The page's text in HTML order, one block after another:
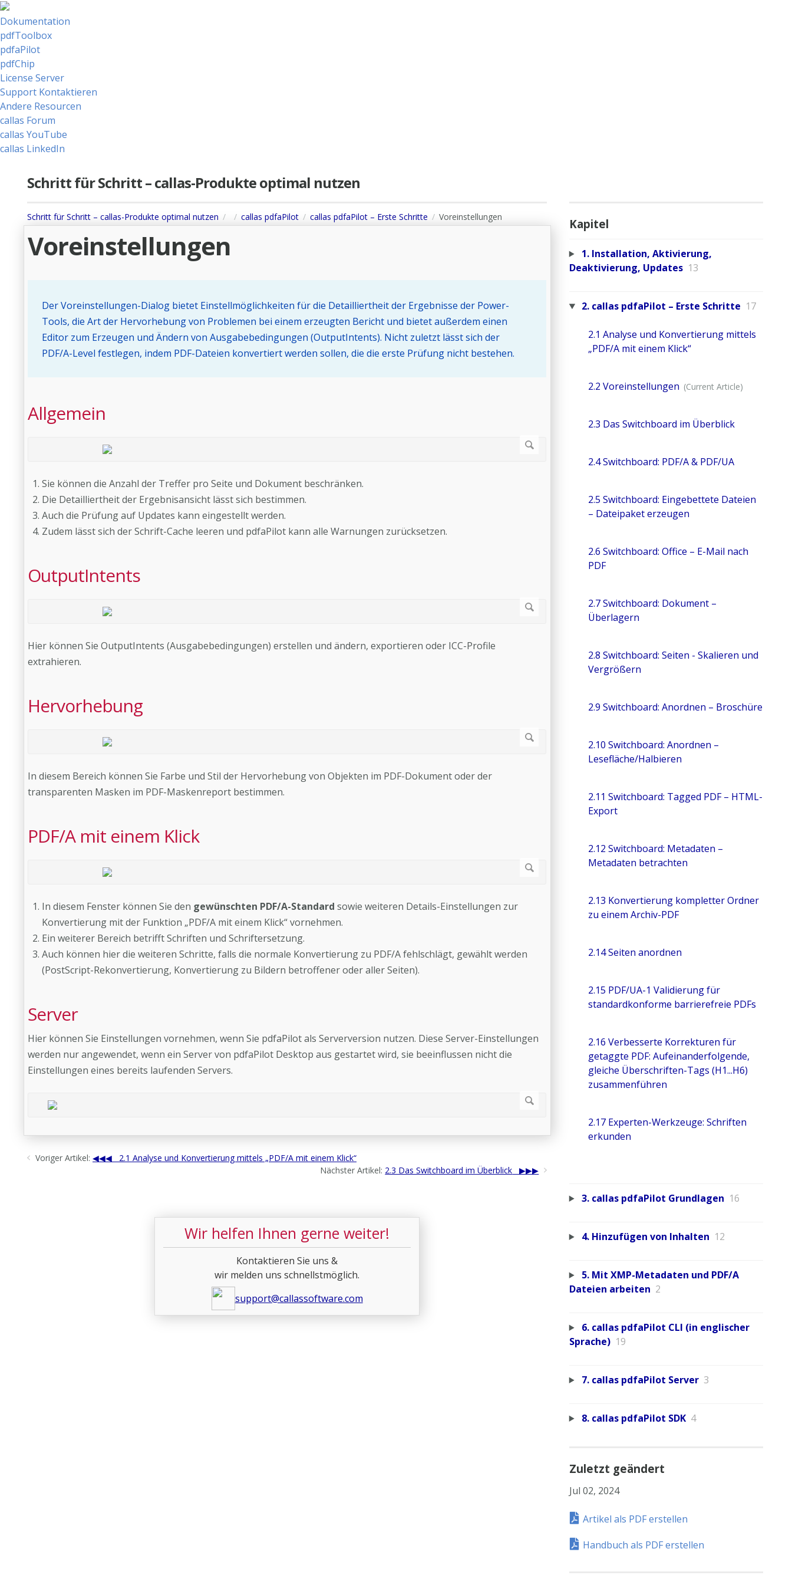
Dokumentation
pdfToolbox
pdfaPilot
pdfChip
License Server
Support Kontaktieren
Andere Resourcen
callas Forum
callas YouTube
callas LinkedIn
Schritt für Schritt – callas-Produkte optimal nutzen
Schritt für Schritt – callas-Produkte optimal nutzen callas pdfaPilot callas pdfaPilot – Erste Schritte Voreinstellungen
Voreinstellungen
Der Voreinstellungen-Dialog bietet Einstellmöglichkeiten für die Detailliertheit der Ergebnisse der Power-
Tools, die Art der Hervorhebung von Problemen bei einem erzeugten Bericht und bietet außerdem einen
Editor zum Erzeugen und Ändern von Ausgabebedingungen (OutputIntents). Nicht zuletzt lässt sich der
PDF/A-Level festlegen, indem PDF-Dateien konvertiert werden sollen, die die erste Prüfung nicht bestehen.
Allgemein
Sie können die Anzahl der Treffer pro Seite und Dokument beschränken.
Die Detailliertheit der Ergebnisansicht lässt sich bestimmen.
Auch die Prüfung auf Updates kann eingestellt werden.
Zudem lässt sich der Schrift-Cache leeren und pdfaPilot kann alle Warnungen zurücksetzen.
OutputIntents
Hier können Sie OutputIntents (Ausgabebedingungen) erstellen und ändern, exportieren oder ICC-Profile
extrahieren.
Hervorhebung
In diesem Bereich können Sie Farbe und Stil der Hervorhebung von Objekten im PDF-Dokument oder der
transparenten Masken im PDF-Maskenreport bestimmen.
PDF/A mit einem Klick
In diesem Fenster können Sie den gewünschten PDF/A-Standard sowie weiteren Details-Einstellungen zur
Konvertierung mit der Funktion „PDF/A mit einem Klick“ vornehmen.
Ein weiterer Bereich betrifft Schriften und Schriftersetzung.
Auch können hier die weiteren Schritte, falls die normale Konvertierung zu PDF/A fehlschlägt, gewählt werden
(PostScript-Rekonvertierung, Konvertierung zu Bildern betroffener oder aller Seiten).
Server
Hier können Sie Einstellungen vornehmen, wenn Sie pdfaPilot als Serverversion nutzen. Diese Server-Einstellungen
werden nur angewendet, wenn ein Server von pdfaPilot Desktop aus gestartet wird, sie beeinflussen nicht die
Einstellungen eines bereits laufenden Servers.
Voriger Artikel:
2.1 Analyse und Konvertierung mittels „PDF/A mit einem Klick“
Nächster Artikel: 2.3 Das Switchboard im Überblick
Wir helfen Ihnen gerne weiter!
Kontaktieren Sie uns &
wir melden uns schnellstmöglich.
support@callassoftware.com
Kapitel
1. Installation, Aktivierung,
Deaktivierung, Updates 13
2. callas pdfaPilot – Erste Schritte 17
2.1 Analyse und Konvertierung mittels
„PDF/A mit einem Klick“
2.2 Voreinstellungen
2.3 Das Switchboard im Überblick
2.4 Switchboard: PDF/A & PDF/UA
2.5 Switchboard: Eingebettete Dateien
– Dateipaket erzeugen
2.6 Switchboard: Office – E-Mail nach
PDF
2.7 Switchboard: Dokument –
Überlagern
2.8 Switchboard: Seiten - Skalieren und
Vergrößern
2.9 Switchboard: Anordnen – Broschüre
2.10 Switchboard: Anordnen –
Lesefläche/Halbieren
2.11 Switchboard: Tagged PDF – HTML-
Export
2.12 Switchboard: Metadaten –
Metadaten betrachten
2.13 Konvertierung kompletter Ordner
zu einem Archiv-PDF
2.14 Seiten anordnen
2.15 PDF/UA-1 Validierung für
standardkonforme barrierefreie PDFs
2.16 Verbesserte Korrekturen für
getaggte PDF: Aufeinanderfolgende,
gleiche Überschriften-Tags (H1...H6)
zusammenführen
2.17 Experten-Werkzeuge: Schriften
erkunden
3. callas pdfaPilot Grundlagen 16
4. Hinzufügen von Inhalten 12
5. Mit XMP-Metadaten und PDF/A
Dateien arbeiten 2
6. callas pdfaPilot CLI (in englischer
Sprache) 19
7. callas pdfaPilot Server 3
8. callas pdfaPilot SDK 4
Zuletzt geändert
Jul 02, 2024
Artikel als PDF erstellen
Handbuch als PDF erstellen